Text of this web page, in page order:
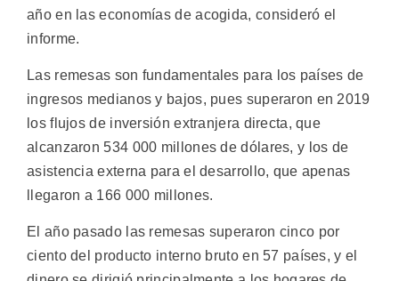
año en las economías de acogida, consideró el
informe.
Las remesas son fundamentales para los países de
ingresos medianos y bajos, pues superaron en 2019
los flujos de inversión extranjera directa, que
alcanzaron 534 000 millones de dólares, y los de
asistencia externa para el desarrollo, que apenas
llegaron a 166 000 millones.
El año pasado las remesas superaron cinco por
ciento del producto interno bruto en 57 países, y el